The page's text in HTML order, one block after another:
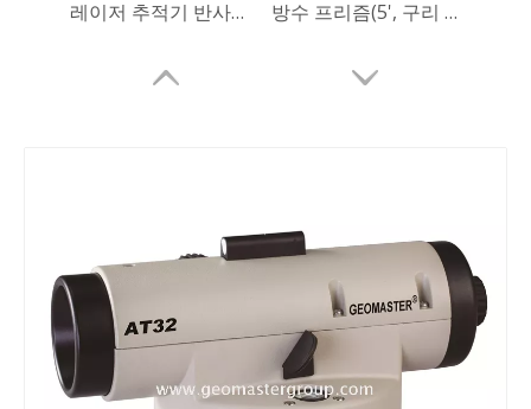
레이저 추적기 반사경(12.7mm,0.5') 방수 프리즘(5', 구리 코팅)
리튬 측량 배터리